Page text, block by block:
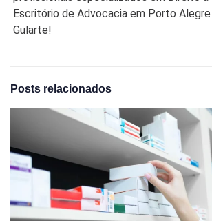
Escritório de Advocacia em Porto Alegre
Gularte!
Posts relacionados